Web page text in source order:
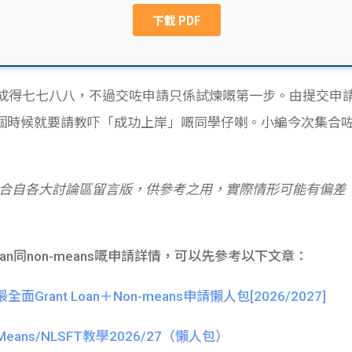
得七七八八，不過交咗申請只係試煉嘅第一步。由提交申
候就要請教吓「成功上岸」嘅同學仔喇。小編今次集合
自各大討論區留言版，供參考之用，實際情形可能有偏差
同non-means嘅申請詳情，可以先參考以下文章：
全面Grant Loan＋Non-means申請懶人包[2026/2027]
NLSFT教學2026/27 （懶人包）